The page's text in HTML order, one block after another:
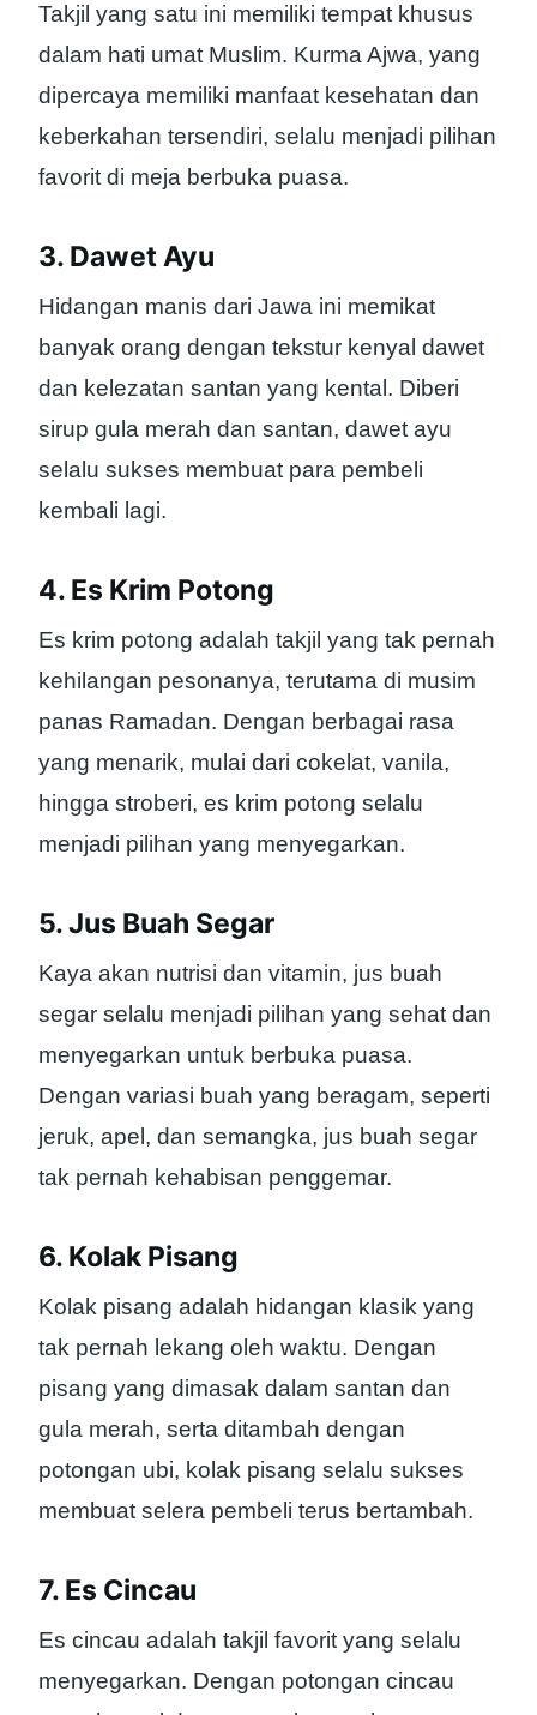
Takjil yang satu ini memiliki tempat khusus
dalam hati umat Muslim. Kurma Ajwa, yang
dipercaya memiliki manfaat kesehatan dan
keberkahan tersendiri, selalu menjadi pilihan
favorit di meja berbuka puasa.
3. Dawet Ayu
Hidangan manis dari Jawa ini memikat
banyak orang dengan tekstur kenyal dawet
dan kelezatan santan yang kental. Diberi
sirup gula merah dan santan, dawet ayu
selalu sukses membuat para pembeli
kembali lagi.
4. Es Krim Potong
Es krim potong adalah takjil yang tak pernah
kehilangan pesonanya, terutama di musim
panas Ramadan. Dengan berbagai rasa
yang menarik, mulai dari cokelat, vanila,
hingga stroberi, es krim potong selalu
menjadi pilihan yang menyegarkan.
5. Jus Buah Segar
Kaya akan nutrisi dan vitamin, jus buah
segar selalu menjadi pilihan yang sehat dan
menyegarkan untuk berbuka puasa.
Dengan variasi buah yang beragam, seperti
jeruk, apel, dan semangka, jus buah segar
tak pernah kehabisan penggemar.
6. Kolak Pisang
Kolak pisang adalah hidangan klasik yang
tak pernah lekang oleh waktu. Dengan
pisang yang dimasak dalam santan dan
gula merah, serta ditambah dengan
potongan ubi, kolak pisang selalu sukses
membuat selera pembeli terus bertambah.
7. Es Cincau
Es cincau adalah takjil favorit yang selalu
menyegarkan. Dengan potongan cincau